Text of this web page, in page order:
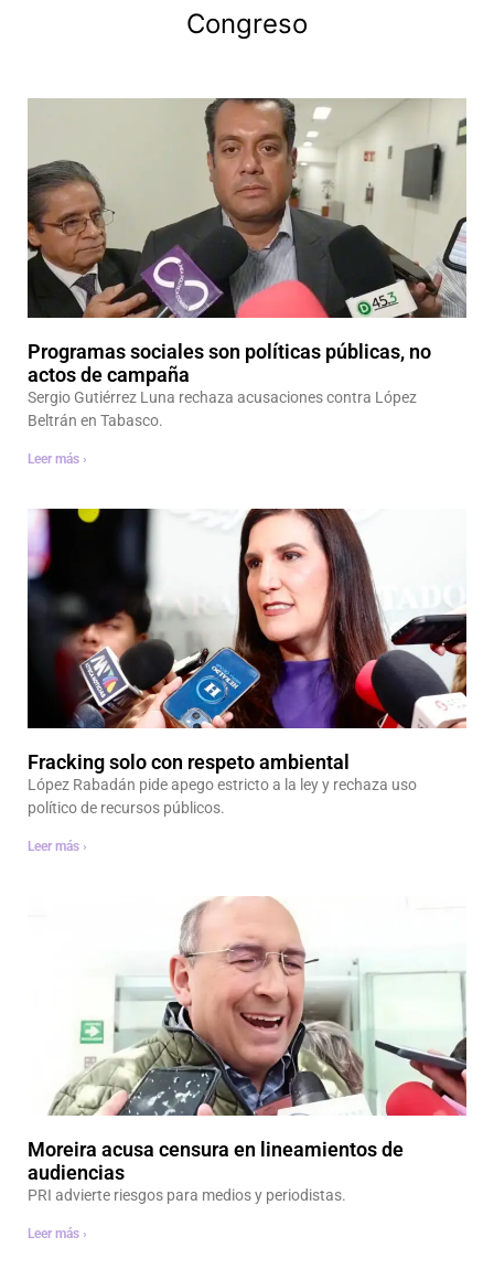
Congreso
Programas sociales son políticas públicas, no
actos de campaña
Sergio Gutiérrez Luna rechaza acusaciones contra López
Beltrán en Tabasco.
Leer más ›
Fracking solo con respeto ambiental
López Rabadán pide apego estricto a la ley y rechaza uso
político de recursos públicos.
Leer más ›
Moreira acusa censura en lineamientos de
audiencias
PRI advierte riesgos para medios y periodistas.
Leer más ›